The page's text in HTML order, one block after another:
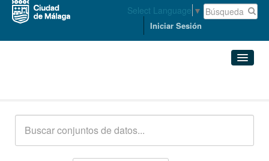
Select Language ▼
Iniciar Sesión